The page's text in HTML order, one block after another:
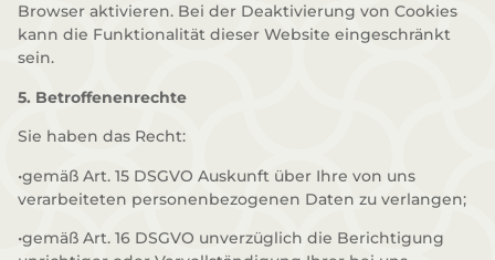
Browser aktivieren. Bei der Deaktivierung von Cookies
kann die Funktionalität dieser Website eingeschränkt
sein.
5. Betroffenenrechte
Sie haben das Recht:
•gemäß Art. 15 DSGVO Auskunft über Ihre von uns
verarbeiteten personenbezogenen Daten zu verlangen;
•gemäß Art. 16 DSGVO unverzüglich die Berichtigung